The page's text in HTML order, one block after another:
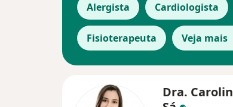
Alergista Cardiologista
Fisioterapeuta Veja mais
Dra.